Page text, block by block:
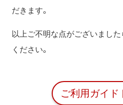
だきます。
以上ご不明な点がございました
ください。
ご利用ガイド